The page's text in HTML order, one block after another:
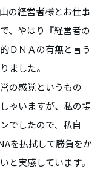
の経営者様とお仕事
、やはり『経営者の
ＤＮＡの有無と言う
ました。
の感覚というもの
ゃいますが、私の場
でしたので、私自
を払拭して勝負をか
と実感しています。